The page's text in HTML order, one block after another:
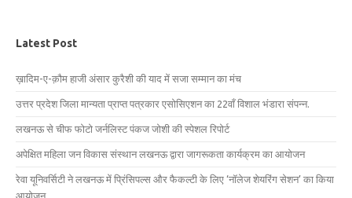
Latest Post
ख़ादिम-ए-क़ौम हाजी अंसार कुरैशी की याद में सजा सम्मान का मंच
उत्तर प्रदेश जिला मान्यता प्राप्त पत्रकार एसोसिएशन का 22वाँ विशाल भंडारा संपन्न.
लखनऊ से चीफ फोटो जर्नलिस्ट पंकज जोशी की स्पेशल रिपोर्ट
अपेक्षित महिला जन विकास संस्थान लखनऊ द्वारा जागरूकता कार्यक्रम का आयोजन
रेवा यूनिवर्सिटी ने लखनऊ में प्रिंसिपल्स और फैकल्टी के लिए ‘नॉलेज शेयरिंग सेशन’ का किया
आयोजन